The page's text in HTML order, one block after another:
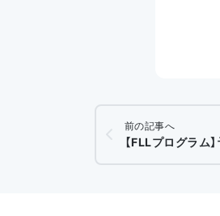
前の記事へ
【FLLプログラム